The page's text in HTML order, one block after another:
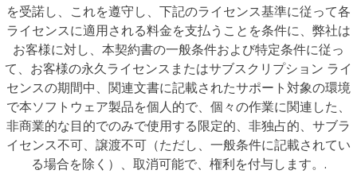
を受諾し、これを遵守し、下記のライセンス基準に従って各
ライセンスに適用される料金を支払うことを条件に、弊社は
お客様に対し、本契約書の一般条件および特定条件に従っ
て、お客様の永久ライセンスまたはサブスクリプション ライ
センスの期間中、関連文書に記載されたサポート対象の環境
で本ソフトウェア製品を個人的で、個々の作業に関連した、
非商業的な目的でのみで使用する限定的、非独占的、サブラ
イセンス不可、譲渡不可（ただし、一般条件に記載されてい
る場合を除く）、取消可能で、権利を付与します。.